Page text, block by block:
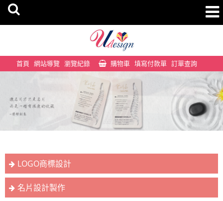
首頁 網站導覽 瀏覽紀錄 購物車 填寫付款單 訂單查詢
LOGO商標設計
名片設計製作